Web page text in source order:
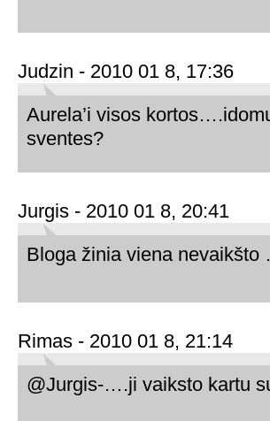
Judzin - 2010 01 8, 17:36
Aurela’i visos
sventes?
Jurgis - 2010 01 8, 20:41
Bloga žinia viena nevaikšto
Rimas - 2010 01 8, 21:14
@Jurgis-….ji vaiksto kartu